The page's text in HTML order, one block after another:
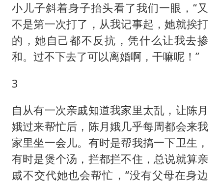
小儿子斜着身子抬头看了我们一眼，“又
不是第一次打了，从我记事起，她就挨打
的，她自己都不反抗，凭什么让我去掺
和。过不下去了可以离婚啊，干嘛呢！”
3
自从有一次亲戚知道我家里太乱，让陈月
娥过来帮忙后，陈月娥几乎每周都会来我
家里坐一会儿。有时是帮我搞一下卫生，
有时是煲个汤，拦都拦不住，总说就算亲
戚不交代她也会帮忙，“没有父母在身边